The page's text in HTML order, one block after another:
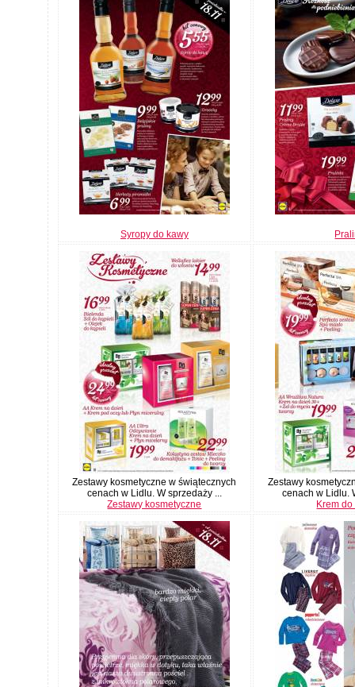
Syropy do kawy
Zestawy kosmetyczne w świątecznych
cenach w Lidlu. W sprzedaży ...
Zestawy kosmetyczne
Zestawy
cenach w Lidlu.
Krem